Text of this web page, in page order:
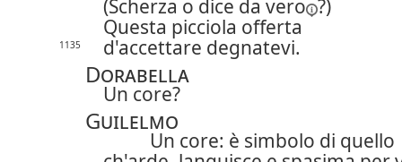
(Scherza o dice da vero ?)
Questa picciola offerta
1135 d'accettare degnatevi.
Dorabella
Un core?
Guilelmo
Un core: è simbolo di quello